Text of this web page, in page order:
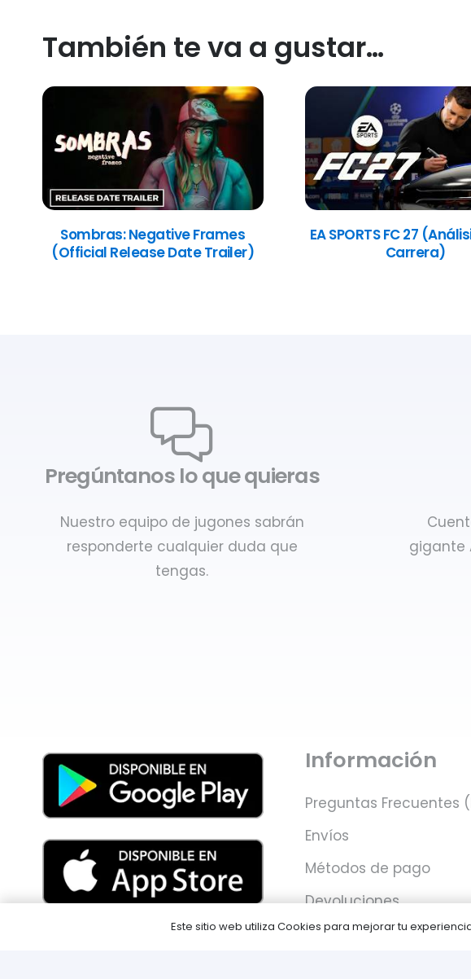
También te va a gustar…
Sombras: Negative Frames
(Official Release Date Trailer)
EA SPORTS FC 27
Carrera)
Pregúntanos lo que quieras
Nuestro equipo de jugones sabrán
responderte cualquier duda que
tengas.
gigante
Información
Preguntas Frecuentes
Envíos
Métodos de pago
Devoluciones
Este sitio web utiliza Cookies para mejorar tu